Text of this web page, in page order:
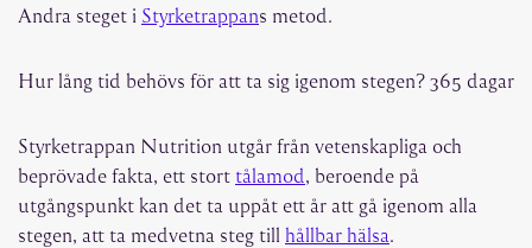
Andra steget i Styrketrappans metod.
Hur lång tid behövs för att ta sig igenom stegen?365 dagar
Styrketrappan Nutrition utgår från vetenskapliga och
beprövade fakta, ett stort tålamod, beroende på
utgångspunkt kan det ta uppåt ett år att gå igenom alla
stegen, att ta medvetna steg till hållbar hälsa.